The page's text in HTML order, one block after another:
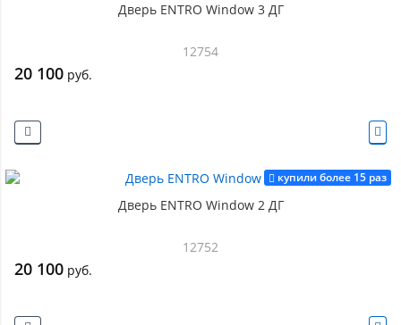
Дверь ENTRO Window 3 ДГ
12754
20 100 руб.
купили более 15 раз
Дверь ENTRO Window 2 ДГ
12752
20 100 руб.